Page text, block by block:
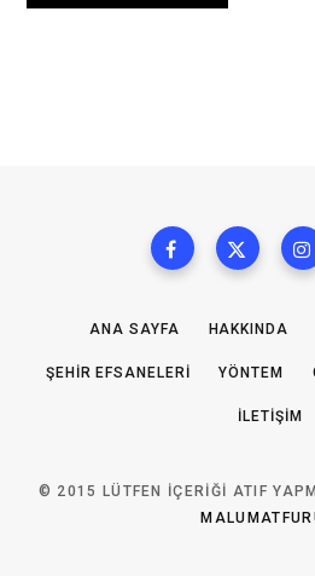
ANA SAYFA HAKKINDA
ŞEHIR EFSANELERI YÖNTEM
İLETIŞIM
© 2015 LÜTFEN IÇERIĞI ATIF